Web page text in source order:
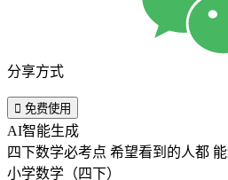
分享方式
 免费使用
AI智能生成
四下数学必考点 希望看到的人都
小学数学（四下）